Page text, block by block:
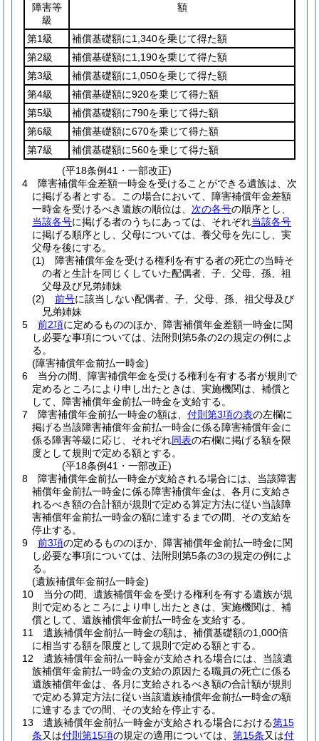
障害等
級
額
第1級
補償基礎額に1,340を乗じて得た額
第2級
補償基礎額に1,190を乗じて得た額
第3級
補償基礎額に1,050を乗じて得た額
第4級
補償基礎額に920を乗じて得た額
第5級
補償基礎額に790を乗じて得た額
第6級
補償基礎額に670を乗じて得た額
第7級
補償基礎額に560を乗じて得た額
(平18条例41・一部改正)
4
障害補償年金差額一時金を受けることができる遺族は、次
に掲げる者とする。
この場合において、障害補償年金差額
一時金を受けるべき遺族の順位は、 次の各号の順序とし、
当該各号に掲げる者のうちにあっては、それぞれ当該各号
に掲げる順序とし、父母については、養父母を先にし、実
父母を後にする。
(1)
障害補償年金を受ける権利を有する者の死亡の当時そ
の者と生計を同じくしていた配偶者、子、父母、孫、祖
父母及び兄弟姉妹
(2)
前号に該当しない配偶者、子、父母、孫、祖父母及び
兄弟姉妹
5
前2項に定めるもののほか、障害補償年金差額一時金に関
し必要な事項については、法附則第5条の2の規定の例によ
る。
(障害補償年金前払一時金)
6
当分の間、障害補償年金を受ける権利を有する者が規則で
定めるところにより申し出たときは、実施機関は、補償と
して、障害補償年金前払一時金を支給する。
7
障害補償年金前払一時金の額は、 付則第3項の表の左欄に
掲げる当該障害補償年金前払一時金に係る障害補償年金に
係る障害等級に応じ、それぞれ同表の右欄に掲げる額を限
度として規則で定める額とする。
(平18条例41・一部改正)
8
障害補償年金前払一時金が支給される場合には、当該障害
補償年金前払一時金に係る障害補償年金は、各月に支給さ
れるべき額の合計額が規則で定める算定方法に従い当該障
害補償年金前払一時金の額に達するまでの間、その支給を
停止する。
9
前3項の定めるもののほか、障害補償年金前払一時金に関
し必要な事項については、法附則第5条の3の規定の例によ
る。
(遺族補償年金前払一時金)
10
当分の間、遺族補償年金を受ける権利を有する遺族が規
則で定めるところにより申し出たときは、実施機関は、補
償として、遺族補償年金前払一時金を支給する。
11
遺族補償年金前払一時金の額は、補償基礎額の1,000倍
に相当する額を限度として規則で定める額とする。
12
遺族補償年金前払一時金が支給される場合には、当該遺
族補償年金前払一時金の支給の原因たる職員の死亡に係る
遺族補償年金は、各月に支給されるべき額の合計額が規則
で定める算定方法に従い当該遺族補償年金前払一時金の額
に達するまでの間、その支給を停止する。
13
遺族補償年金前払一時金が支給される場合における第15
条又は付則第15項の規定の適用については、 第15条又は付